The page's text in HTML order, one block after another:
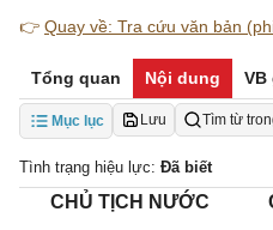
👉 Quay về: Tra cứu văn bản
Tổng quan Nội dung VB
Mục lục Lưu Tìm từ
Tình trạng hiệu lực: Đã biết
CHỦ TỊCH NƯỚC